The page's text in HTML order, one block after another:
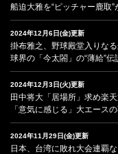
船迫大雅を“ピッチャー鹿取”
2024年12月6日(金)更新
掛布雅之、野球殿堂入りな
球界の「今太閤」の“薄給”伝
2024年12月3日(火)更新
田中将大「居場所」求め楽
「意気に感じる」大エース
2024年11月29日(金)更新
日本、台湾に敗れ大会連覇